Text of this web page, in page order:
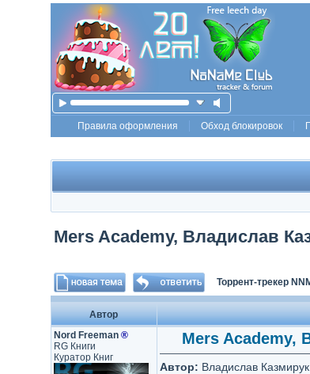
Правила оформления Обход блокировок
Mers Academy, Владислав
Торрент-трекер
Автор
Nord Freeman ®
RG Книги
Куратор Книг
Mers Academy,
Автор: Владислав Казмирук